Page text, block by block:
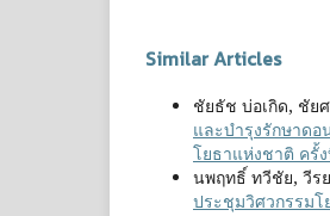
Similar Articles
ชัยธัช บ่อเกิด, ชัย
และบำรุงรักษาดอ
โยธาแห่งชาติ ครั้
นพฤทธิ์ ทวีชัย, วีร
ประชุมวิศวกรรมโ